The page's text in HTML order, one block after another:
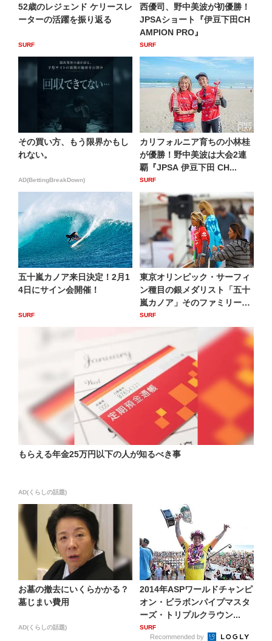
52歳のレジェンド ケリースレ
ーターの活躍を振り返る
SURF
西優司、野中美波が初優勝！
JPSAショート『伊豆下田CH
AMPION PRO』
SURF
その買い方、もう限界かもし
れない。
AD(BettingBreakDown)
カリフォルニア育ちの小林桂
が優勝！野中美波は大会2連
覇『JPSA 伊豆下田 CH...
SURF
五十嵐カノア来日決定！2月1
4日にサイン会開催！
SURF
東京オリンピック・サーフィ
ン種目の銀メダリスト「五十
嵐カノア」そのファミリーが
揃...
SURF
もらえる年金25万円以下の人が知るべき事
AD(くらしの話題)
お墓の撤去にいくらかかる？
墓じまい費用
AD(くらしの話題)
2014年ASPワールドチャンピ
オン・ビラボンパイプマスタ
ーズ・トリプルクラウン...
SURF
Recommended by